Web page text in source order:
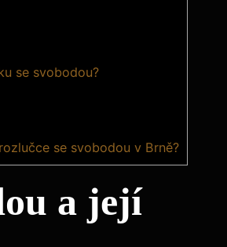
se svobodou?
se svobodou v Brně?
a ⁢její